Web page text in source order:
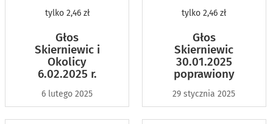
tylko2,46 zł
Głos
Skierniewic i
Okolicy
6.02.2025 r.
6 lutego 2025
tylko 2,46 zł
Głos
Skierniewic
30.01.2025
poprawiony
29 stycznia 2025